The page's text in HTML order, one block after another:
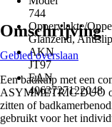
744
Oppervlakte/
Glanzend,
AKN
JT97
EAN
4063727122048
Omschrijving
Gebied overslaan
Een badkuip met een
ASYMMETRIC DUO
zitten of
gebruikt voor het